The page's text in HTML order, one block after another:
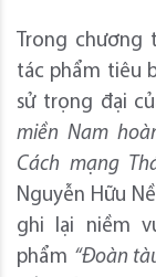
Trong chương
tác phẩm tiêu
sử trọng đại
miền Nam
Cách mạng
Nguyễn Hữu
ghi lại niềm
phẩm “Đoàn